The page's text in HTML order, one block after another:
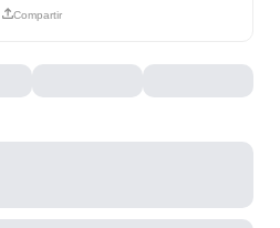
Compartir